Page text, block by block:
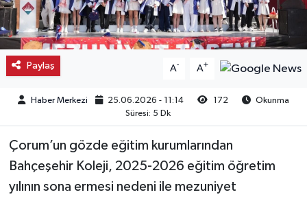
Paylaş A- A+
Haber Merkezi 25.06.2026 - 11:14 172
Okunma
Süresi: 5 Dk
Çorum’un gözde eğitim kurumlarından
Bahçeşehir Koleji, 2025-2026 eğitim öğretim
yılının sona ermesi nedeni ile mezuniyet
Kargı
Laçin
Mecitözü
Oğuzlar
Ortaköy